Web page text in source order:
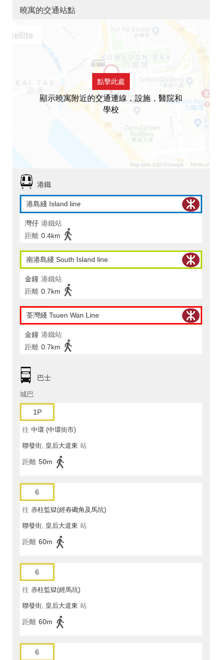
曉寓的交通站點
點擊此處
顯示曉寓附近的交通連線，設施，醫院和
學校
港鐵
港島綫 Island line
灣仔 港鐵站
距離 0.4km
南港島綫 South Island line
金鐘 港鐵站
距離 0.7km
荃灣綫 Tsuen Wan Line
金鐘 港鐵站
距離 0.7km
巴士
城巴
1P
往 中環 (中環街市)
聯發街, 皇后大道東 站
距離 50m
6
往 赤柱監獄(經舂磡角及馬坑)
聯發街, 皇后大道東 站
距離 60m
6
往 赤柱監獄(經馬坑)
聯發街, 皇后大道東 站
距離 60m
6